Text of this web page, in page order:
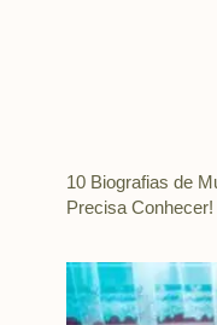
10 Biografias de
Precisa Conhecer!